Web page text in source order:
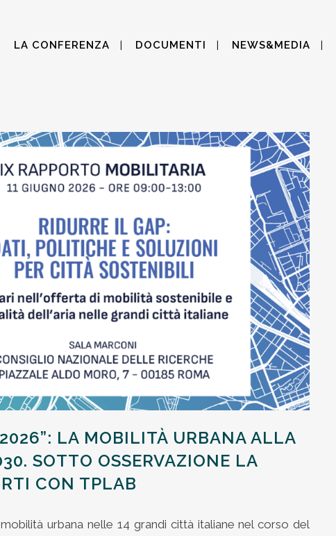
LA CONFERENZA DOCUMENTI NEWS&MEDIA
LA MOBILITÀ URBANA ALLA
SOTTO OSSERVAZIONE LA
CON TPLAB
urbana nelle 14 grandi città italiane nel corso del